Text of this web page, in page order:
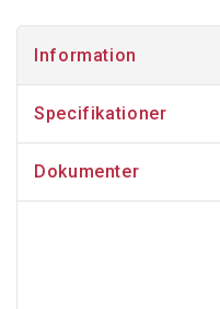
Information
Specifikationer
Dokumenter